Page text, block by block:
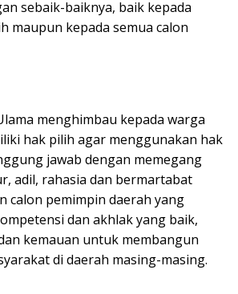
sebaik-baiknya, baik kepada
maupun kepada semua calon
menghimbau kepada warga
hak pilih agar menggunakan hak
jawab dengan memegang
adil, rahasia dan bermartabat
calon pemimpin daerah yang
dan akhlak yang baik,
kemauan untuk membangun
di daerah masing-masing.